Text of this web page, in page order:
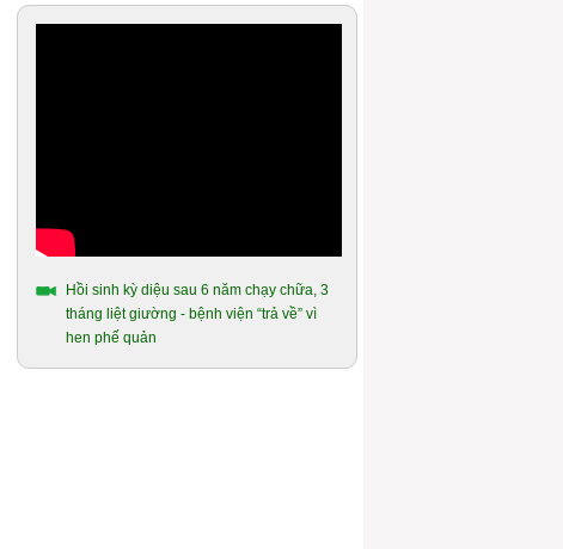
Hồi sinh kỳ diệu sau 6 năm chạy chữa, 3
tháng liệt giường - bệnh viện “trả về” vì
hen phế quản